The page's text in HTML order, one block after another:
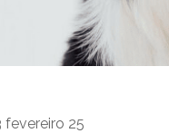
fevereiro 25